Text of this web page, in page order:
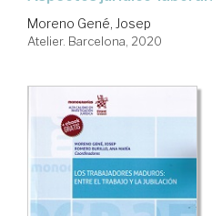
Moreno Gené, Josep
Atelier. Barcelona, 2020